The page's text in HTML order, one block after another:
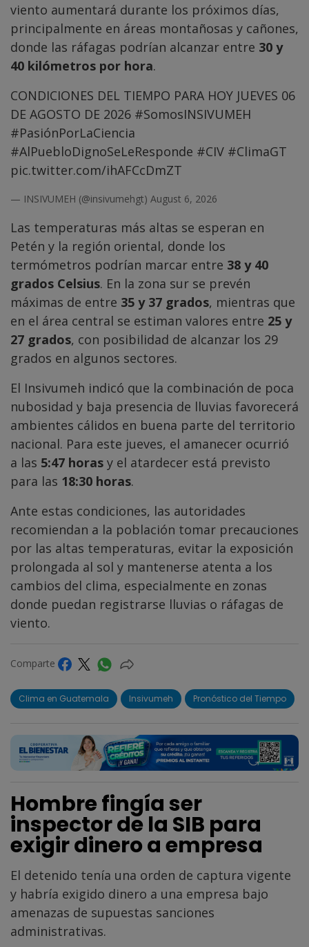
viento aumentará durante los próximos días,
principalmente en áreas montañosas y cañones,
donde las ráfagas podrían alcanzar entre 30 y
40 kilómetros por hora.
CONDICIONES DEL TIEMPO PARA HOY JUEVES 06
DE AGOSTO DE 2026 #SomosINSIVUMEH
#PasiónPorLaCiencia
#AlPuebloDignoSeLeResponde #CIV #ClimaGT
pic.twitter.com/ihAFCcDmZT
— INSIVUMEH (@insivumehgt) August 6, 2026
Las temperaturas más altas se esperan en
Petén y la región oriental, donde los
termómetros podrían marcar entre 38 y 40
grados Celsius. En la zona sur se prevén
máximas de entre 35 y 37 grados, mientras que
en el área central se estiman valores entre 25 y
27 grados, con posibilidad de alcanzar los 29
grados en algunos sectores.
El Insivumeh indicó que la combinación de poca
nubosidad y baja presencia de lluvias favorecerá
ambientes cálidos en buena parte del territorio
nacional. Para este jueves, el amanecer ocurrió
a las 5:47 horas y el atardecer está previsto
para las 18:30 horas.
Ante estas condiciones, las autoridades
recomiendan a la población tomar precauciones
por las altas temperaturas, evitar la exposición
prolongada al sol y mantenerse atenta a los
cambios del clima, especialmente en zonas
donde puedan registrarse lluvias o ráfagas de
viento.
Comparte
Clima en Guatemala Insivumeh Pronóstico del Tiempo
Hombre fingía ser
inspector de la SIB para
exigir dinero a empresa
El detenido tenía una orden de captura vigente
y habría exigido dinero a una empresa bajo
amenazas de supuestas sanciones
administrativas.